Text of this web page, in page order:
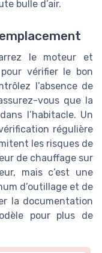
bulle d’air.
le moteur et
vérifier le bon
l’absence de
vous que la
l’habitacle. Un
régulière
les risques de
de chauffage sur
mais c’est une
d’outillage et de
la documentation
pour plus de